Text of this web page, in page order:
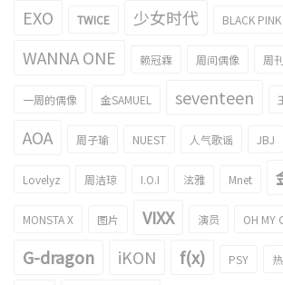
EXO TWICE 少女时代 BLACK PINK
WANNA ONE 赖冠霖 周间偶像 周
一周的偶像 金SAMUEL seventeen
AOA 周子瑜 NUEST 人气歌谣 JBJ
Lovelyz 周洁琼 I.O.I 泫雅 Mnet
MONSTA X 图片 VIXX 演员 OH MY
G-dragon iKON f(x) PSY